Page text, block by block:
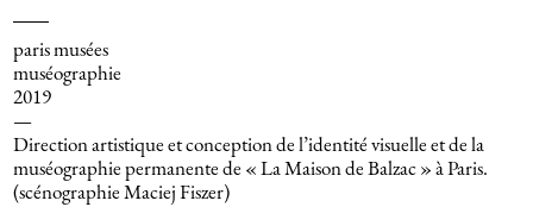
paris musées
muséographie
2019
—
Direction artistique et conception de l’identité visuelle et de la
muséographie permanente de « La Maison de Balzac » à Paris.
(scénographie Maciej Fiszer)